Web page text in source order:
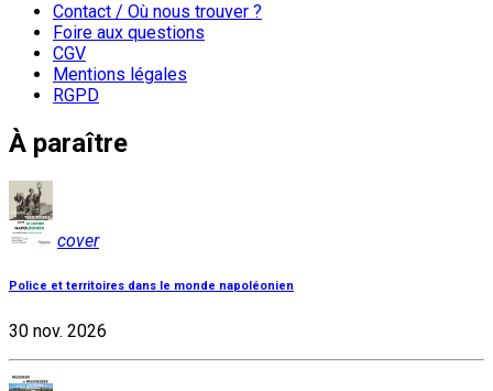
Contact / Où nous trouver ?
Foire aux questions
CGV
Mentions légales
RGPD
À paraître
cover
Police et territoires dans le monde napoléonien
30 nov. 2026